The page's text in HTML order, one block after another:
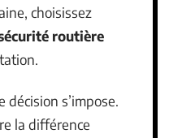
choisissez
routière
s’impose.
la différence